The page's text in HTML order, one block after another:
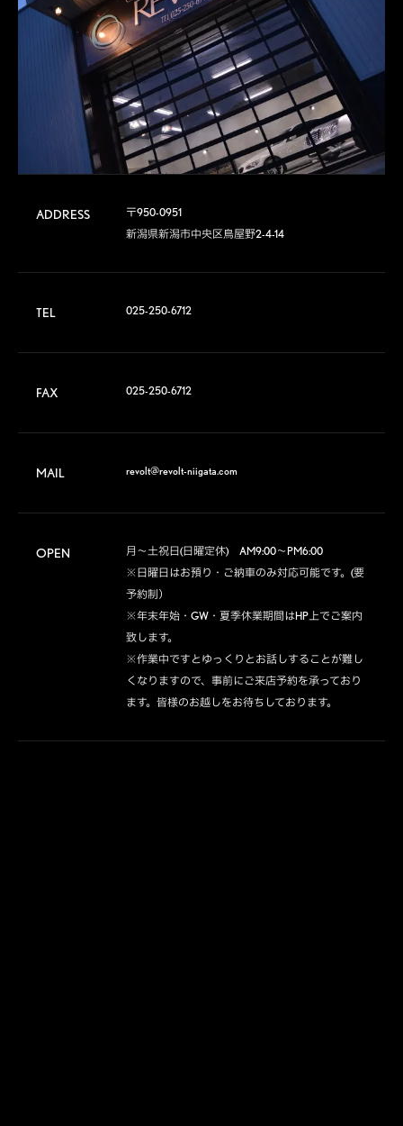
ADDRESS
〒950-0951
新潟県新潟市中央区鳥屋野2-4-14
TEL 025-250-6712
FAX 025-250-6712
MAIL revolt@revolt-niigata.com
OPEN
月～土祝日(日曜定休)　AM9:00～PM6:00
※日曜日はお預り・ご納車のみ対応可能です。(要
予約制）
※年末年始・GW・夏季休業期間はHP上でご案内
致します。
※作業中ですとゆっくりとお話しすることが難し
くなりますので、事前にご来店予約を承っており
ます。皆様のお越しをお待ちしております。